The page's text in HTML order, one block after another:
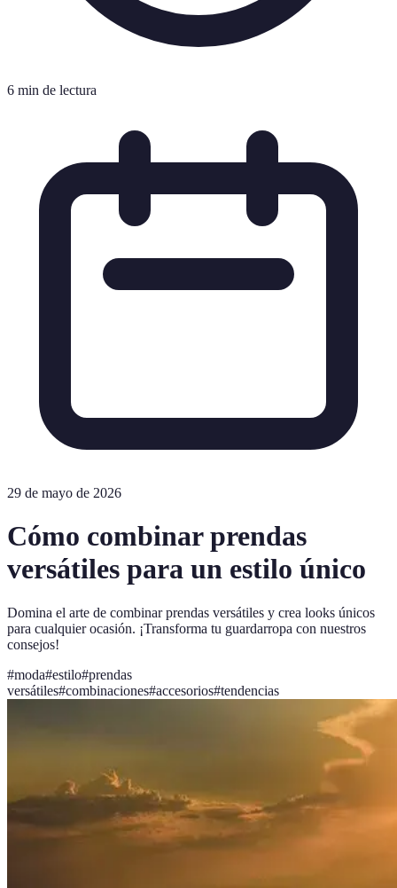
6 min de lectura
29 de mayo de 2026
Cómo combinar prendas
versátiles para un estilo único
Domina el arte de combinar prendas versátiles y crea looks únicos
para cualquier ocasión. ¡Transforma tu guardarropa con nuestros
consejos!
#moda#estilo#prendas
versátiles#combinaciones#accesorios#tendencias